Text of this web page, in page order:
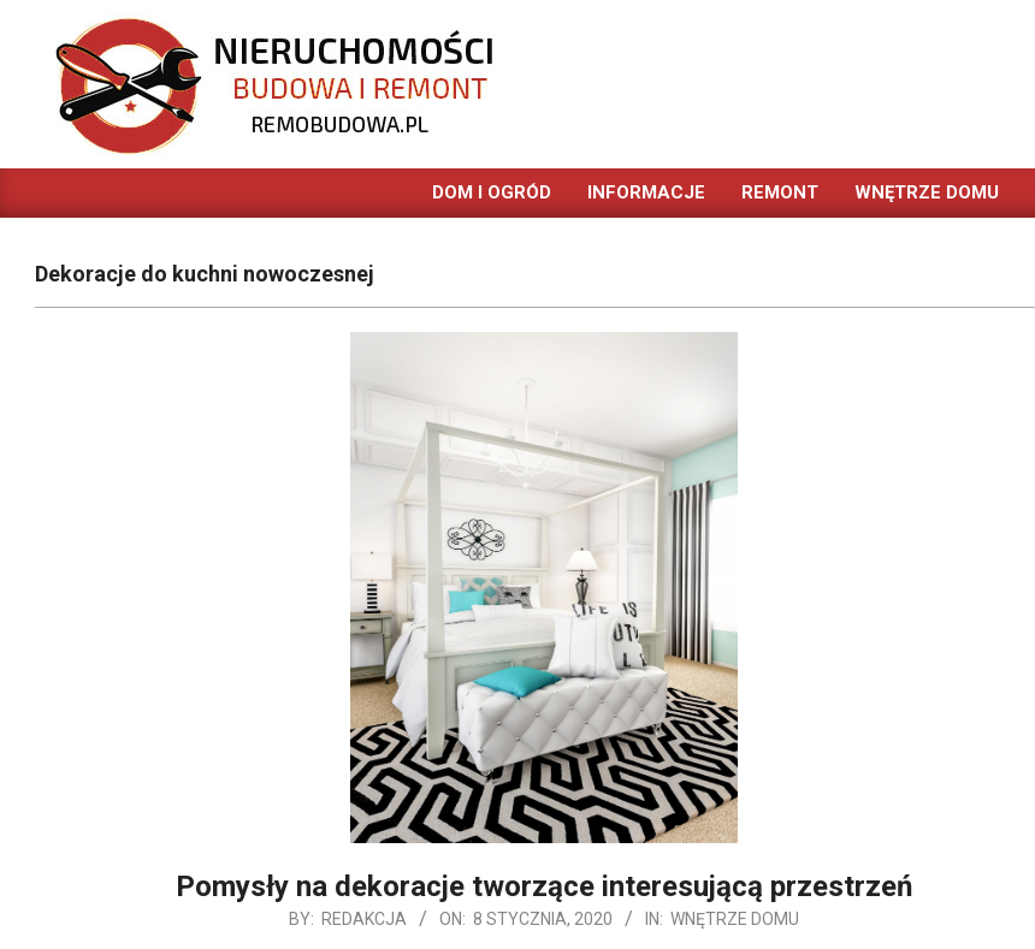
content
REMOBUDOWA.PL
Primary
DOM I OGRÓD INFORMACJE REMONT WNĘTRZE DOMU
Dekoracje do kuchni nowoczesnej
Pomysły na dekoracje tworzące interesującą przestrzeń
BY: REDAKCJA ON: 8 STYCZNIA, 2020 IN: WNĘTRZE DOMU